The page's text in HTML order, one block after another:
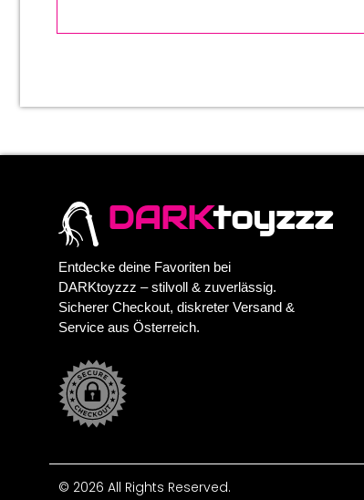
DARKtoyzzz
Entdecke deine Favoriten bei
DARKtoyzzz – stilvoll & zuverlässig.
Sicherer Checkout, diskreter Versand &
Service aus Österreich.
© 2026 All Rights Reserved.